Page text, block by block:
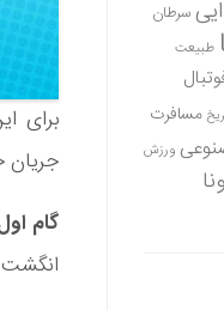
برای
جریان
گام
انگشت
سرطان
طبیعت
مسافرت
ورزش